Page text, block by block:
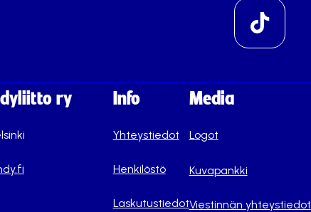
ry Info
Yhteystiedot
Henkilöstö
Laskutustiedot
Media
Logot
Kuvapankki
Viestinnän yhteystiedot